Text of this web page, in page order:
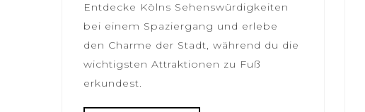
Entdecke Kölns Sehenswürdigkeiten
bei einem Spaziergang und erlebe
den Charme der Stadt, während du die
wichtigsten Attraktionen zu Fuß
erkundest.